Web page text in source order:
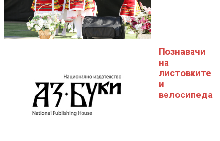
Познавачи
на
листовките
и
велосипеда